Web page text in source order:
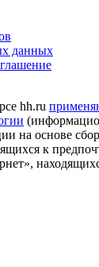
данных
hh.ru
на основе
к